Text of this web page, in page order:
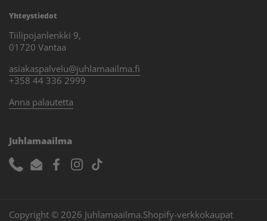
Yhteystiedot
Tiilipojanlenkki 9,
01720 Vantaa
asiakaspalvelu@juhlamaailma.fi
+358 44 336 2999
Anna palautetta
Juhlamaailma
PhoneEmailFacebook
Instagram
TikTok
Copyright © 2026 Juhlamaailma.Shopify-verkkokaupat